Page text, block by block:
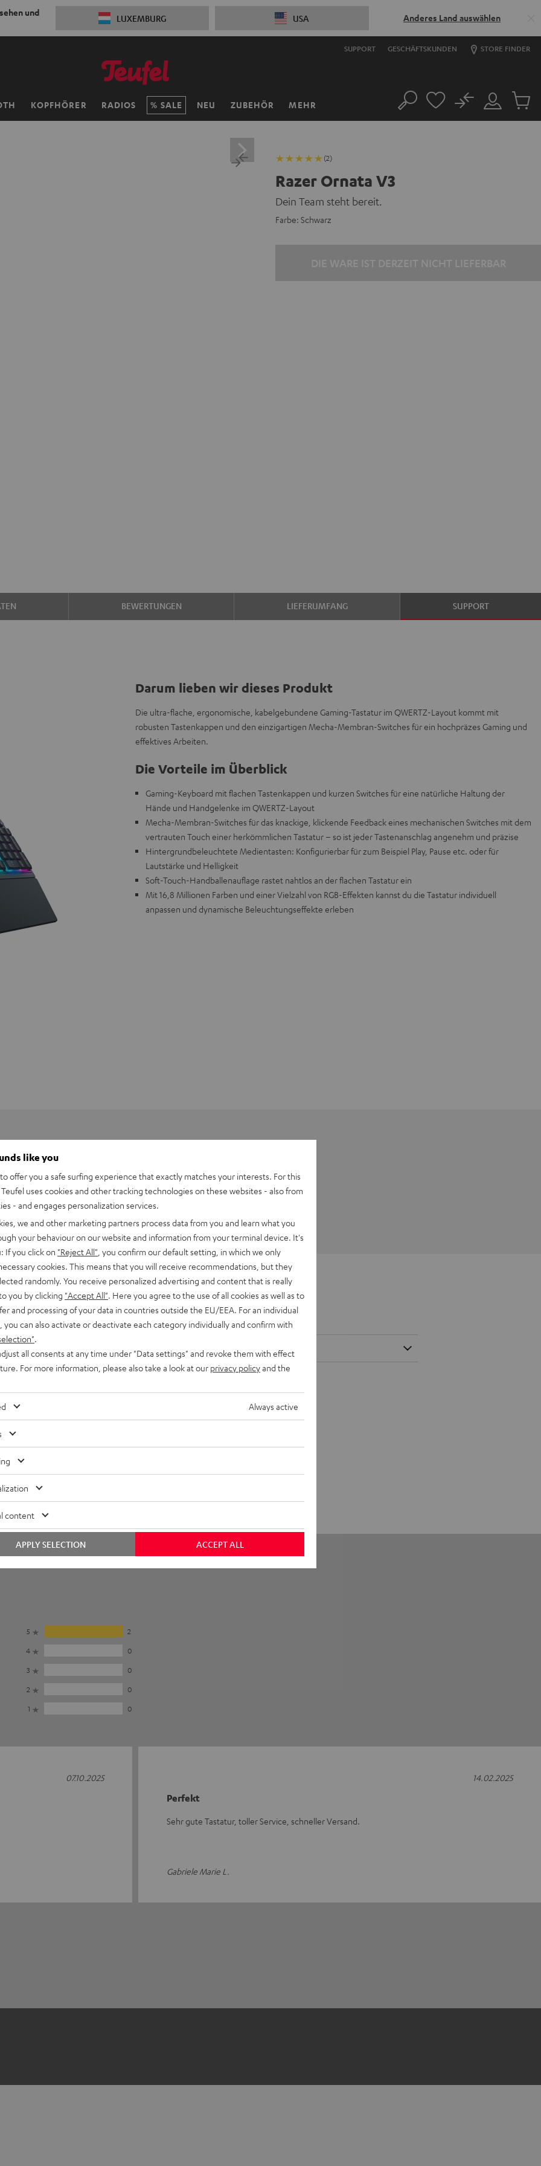
und
LUXEMBURG USA Anderes Land auswählen
SUPPORT GESCHÄFTSKUNDEN STORE FINDER
KOPFHÖRER RADIOS SALE NEU ZUBEHÖR MEHR Suche
Mein
Konto
No
Artikel
(2)
Razer Ornata V3
Dein Team steht bereit.
Farbe: Schwarz
BEWERTUNGEN LIEFERUMFANG SUPPORT
Darum lieben wir dieses Produkt
Die ultra-flache, ergonomische, kabelgebundene Gaming-Tastatur im QWERTZ-Layout kommt mit
robusten Tastenkappen und den einzigartigen Mecha-Membran-Switches für ein hochpräzes Gaming und
effektives Arbeiten.
Die Vorteile im Überblick
Gaming-Keyboard mit flachen Tastenkappen und kurzen Switches für eine natürliche Haltung der
Hände und Handgelenke im QWERTZ-Layout
Mecha-Membran-Switches für das knackige, klickende Feedback eines mechanischen Switches mit dem
vertrauten Touch einer herkömmlichen Tastatur – so ist jeder Tastenanschlag angenehm und präzise
Hintergrundbeleuchtete Medientasten: Konfigurierbar für zum Beispiel Play, Pause etc. oder für
Lautstärke und Helligkeit
Soft-Touch-Handballenauflage rastet nahtlos an der flachen Tastatur ein
Mit 16,8 Millionen Farben und einer Vielzahl von RGB-Effekten kannst du die Tastatur individuell
anpassen und dynamische Beleuchtungseffekte erleben
V3
5
2
4
0
3
0
2
0
1
0
07.10.2025
Perfekt
Sehr gute Tastatur, toller Service, schneller Versand.
Gabriele Marie L.
14.02.2025
like you
offer you a safe surfing experience that exactly matches your interests. For this
uses cookies and other tracking technologies on these websites - also from
- and engages personalization services.
we and other marketing partners process data from you and learn what you
your behaviour on our website and information from your terminal device. It's
If you click on "Reject All" , you confirm our default setting, in which we only
cookies. This means that you will receive recommendations, but they
randomly. You receive personalized advertising and content that is really
you by clicking "Accept All" . Here you agree to the use of all cookies as well as to
and processing of your data in countries outside the EU/EEA. For an individual
you can also activate or deactivate each category individually and confirm with
all consents at any time under "Data settings" and revoke them with effect
For more information, please also take a look at our privacy policyand the
Always active
content
ACCEPT ALL
APPLY SELECTION